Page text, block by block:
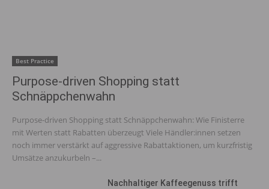
Best Practice
Purpose-driven Shopping statt
Schnäppchenwahn
Purpose-driven Shopping statt Schnäppchenwahn: Wie Finisterre
mit Werten statt Rabatten überzeugt Viele Händler:innen setzen
noch immer verstärkt auf aggressive Rabattaktionen, um kurzfristig
Umsätze anzukurbeln –...
Nachhaltiger Kaffeegenuss trifft